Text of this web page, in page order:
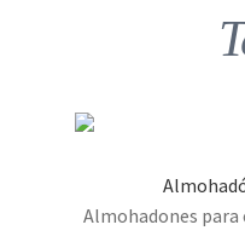
Almohadones para